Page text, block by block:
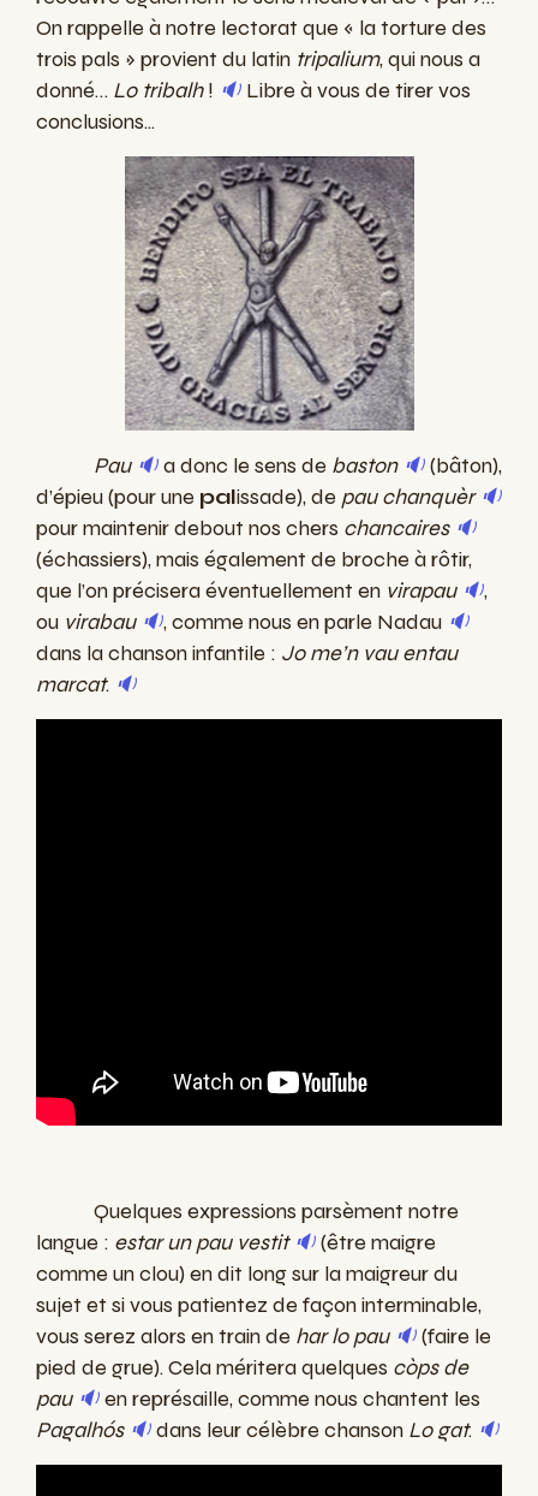
On rappelle à notre lectorat que « la torture des
trois pals » provient du latin tripalium, qui nous a
donné… Lo tribalh! 🔉 Libre à vous de tirer vos
conclusions...
Pau 🔉a donc le sens de baston 🔉(bâton),
d’épieu (pour une palissade), de pau chanquèr 🔉
pour maintenir debout nos chers chancaires 🔉
(échassiers), mais également de broche à rôtir,
que l’on précisera éventuellement en virapau 🔉,
ou virabau 🔉, comme nous en parle Nadau 🔉
dans la chanson infantile : Jo me’n vau entau
marcat. 🔉
Quelques expressions parsèment notre
langue : estar un pau vestit 🔉(être maigre
comme un clou) en dit long sur la maigreur du
sujet et si vous patientez de façon interminable,
vous serez alors en train de har lo pau 🔉(faire le
pied de grue). Cela méritera quelques còps de
pau 🔉en représaille, comme nous chantent les
Pagalhós 🔉dans leur célèbre chanson Lo gat. 🔉